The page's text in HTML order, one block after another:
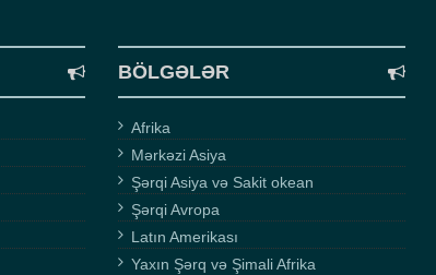
BÖLGƏLƏR
Afrika
Mərkəzi Asiya
Şərqi Asiya və Sakit okean
Şərqi Avropa
Latın Amerikası
Yaxın Şərq və Şimali Afrika